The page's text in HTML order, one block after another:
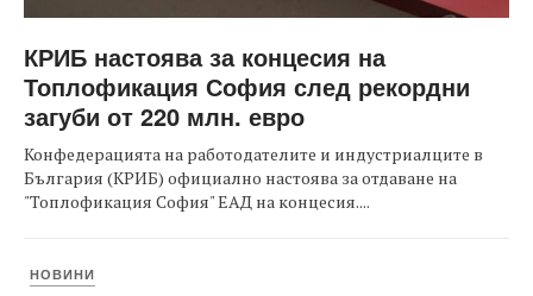
КРИБ настоява за концесия на
Топлофикация София след рекордни
загуби от 220 млн. евро
Конфедерацията на работодателите и индустриалците в
България (КРИБ) официално настоява за отдаване на
"Топлофикация София" ЕАД на концесия....
НОВИНИ